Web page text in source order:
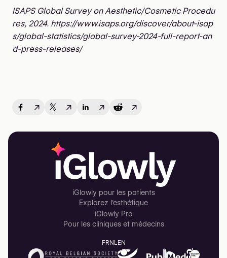
ISAPS Global Survey on Aesthetic/Cosmetic Procedu
res, 2024. https://www.isaps.org/discover/about-isap
s/global-statistics/global-survey-2024-full-report-an
d-press-releases/
↗ ↗ ↗ ↗
iGlowly pour les patients
Explorez l'esthétique
iGlowly Pro
Pour les cliniques et médecins
FRNL EN